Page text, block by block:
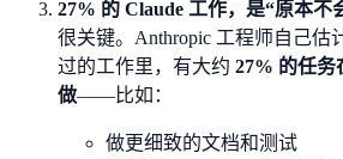
27% 的 Claude 工作，是“原本不
很关键。Anthropic 工程师自己估
过的工作里，有大约 27% 的任务
做——比如：
做更细致的文档和测试